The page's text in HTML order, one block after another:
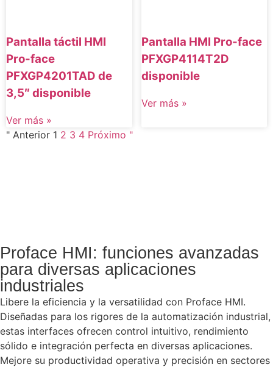
Pantalla táctil HMI
Pro-face
PFXGP4201TAD de
3,5″ disponible
Ver más »
Pantalla HMI Pro-face
PFXGP4114T2D
disponible
Ver más »
" Anterior 1 2 3 4 Próximo "
Proface HMI: funciones avanzadas
para diversas aplicaciones
industriales
Libere la eficiencia y la versatilidad con Proface HMI.
Diseñadas para los rigores de la automatización industrial,
estas interfaces ofrecen control intuitivo, rendimiento
sólido e integración perfecta en diversas aplicaciones.
Mejore su productividad operativa y precisión en sectores